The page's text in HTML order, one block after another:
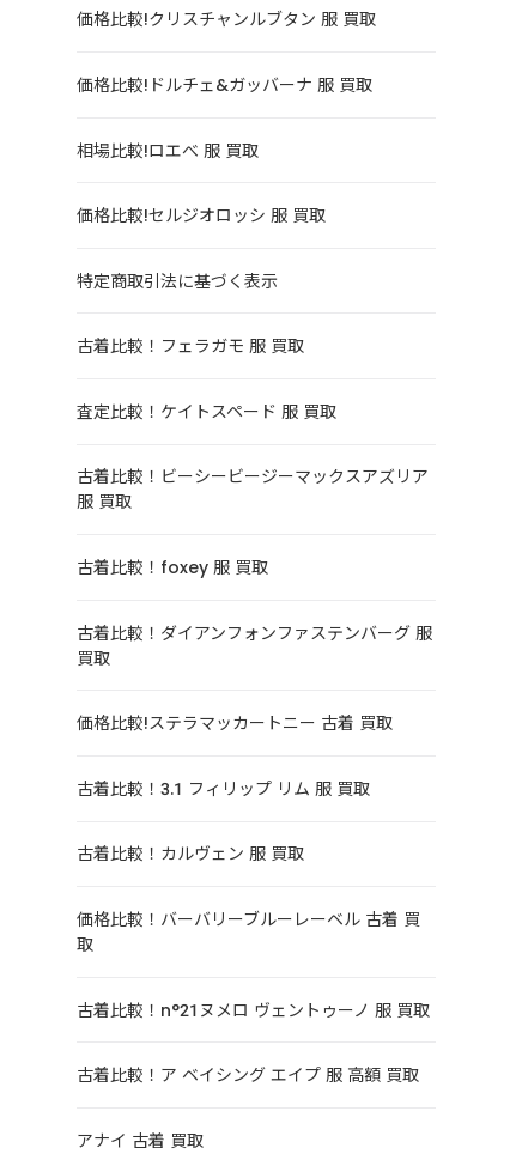
価格比較!クリスチャンルブタン 服 買取
価格比較!ドルチェ&ガッバーナ 服 買取
相場比較!ロエべ 服 買取
価格比較!セルジオロッシ 服 買取
特定商取引法に基づく表示
古着比較！フェラガモ 服 買取
査定比較！ケイトスペード 服 買取
古着比較！ビーシービージーマックスアズリア
服 買取
古着比較！foxey 服 買取
古着比較！ダイアンフォンファステンバーグ 服
買取
価格比較!ステラマッカートニー 古着 買取
古着比較！3.1 フィリップ リム 服 買取
古着比較！カルヴェン 服 買取
価格比較！バーバリーブルーレーベル 古着 買
取
古着比較！n°21ヌメロ ヴェントゥーノ 服 買取
古着比較！ア ベイシング エイプ 服 高額 買取
アナイ 古着 買取